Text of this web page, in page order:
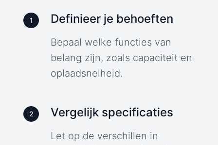
1 Definieer je behoeften
Bepaal welke functies van
belang zijn, zoals capaciteit en
oplaadsnelheid.
2 Vergelijk specificaties
Let op de verschillen in